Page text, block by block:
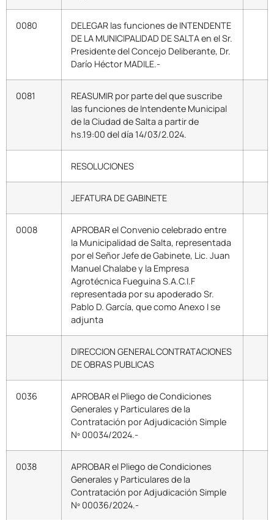
0080
DELEGAR las funciones de INTENDENTE
DE LA MUNICIPALIDAD DE SALTA en el Sr.
Presidente del Concejo Deliberante, Dr.
Darío Héctor MADILE.-
0081
REASUMIR por parte del que suscribe
las funciones de Intendente Municipal
de la Ciudad de Salta a partir de
hs.19:00 del día 14/03/2.024.
RESOLUCIONES
JEFATURA DE GABINETE
0008
APROBAR el Convenio celebrado entre
la Municipalidad de Salta, representada
por el Señor Jefe de Gabinete, Lic. Juan
Manuel Chalabe y la Empresa
Agrotécnica Fueguina S.A.C.I.F
representada por su apoderado Sr.
Pablo D. García, que como Anexo I se
adjunta
DIRECCION GENERAL CONTRATACIONES
DE OBRAS PUBLICAS
0036
APROBAR el Pliego de Condiciones
Generales y Particulares de la
Contratación por Adjudicación Simple
Nº 00034/2024.-
0038
APROBAR el Pliego de Condiciones
Generales y Particulares de la
Contratación por Adjudicación Simple
Nº 00036/2024.-